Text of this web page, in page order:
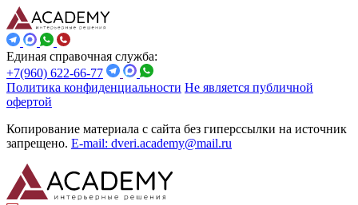
Единая справочная служба:
+7(960) 622-66-77
Политика конфиденциальности Не является публичной
офертой
Копирование материала с сайта без гиперссылки на источник
запрещено. E-mail: dveri.academy@mail.ru